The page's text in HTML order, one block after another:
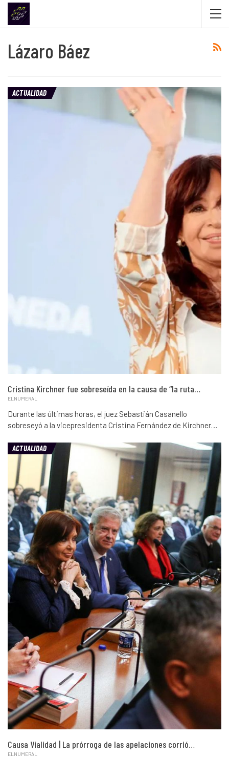
Lázaro Báez
ACTUALIDAD
Cristina Kirchner fue sobreseída en la causa de “la ruta…
ELNUMERAL
Durante las últimas horas, el juez Sebastián Casanello
sobreseyó a la vicepresidenta Cristina Fernández de Kirchner…
ACTUALIDAD
Causa Vialidad | La prórroga de las apelaciones corrió…
ELNUMERAL